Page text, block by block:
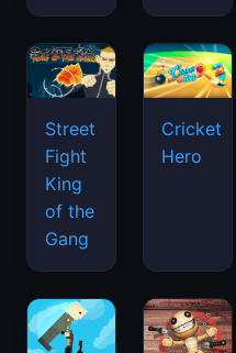
Street
Fight
King
of the
Gang
Cricket
Hero